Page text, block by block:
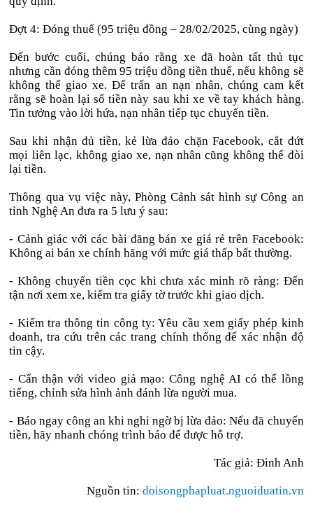
Đợt 4: Đóng thuế (95 triệu đồng – 28/02/2025, cùng ngày)
Đến bước cuối, chúng báo rằng xe đã hoàn tất thủ tục
nhưng cần đóng thêm 95 triệu đồng tiền thuế, nếu không sẽ
không thể giao xe. Để trấn an nạn nhân, chúng cam kết
rằng sẽ hoàn lại số tiền này sau khi xe về tay khách hàng.
Tin tưởng vào lời hứa, nạn nhân tiếp tục chuyển tiền.
Sau khi nhận đủ tiền, kẻ lừa đảo chặn Facebook, cắt đứt
mọi liên lạc, không giao xe, nạn nhân cũng không thể đòi
lại tiền.
Thông qua vụ việc này, Phòng Cảnh sát hình sự Công an
tỉnh Nghệ An đưa ra 5 lưu ý sau:
- Cảnh giác với các bài đăng bán xe giá rẻ trên Facebook:
Không ai bán xe chính hãng với mức giá thấp bất thường.
- Không chuyển tiền cọc khi chưa xác minh rõ ràng: Đến
tận nơi xem xe, kiểm tra giấy tờ trước khi giao dịch.
- Kiểm tra thông tin công ty: Yêu cầu xem giấy phép kinh
doanh, tra cứu trên các trang chính thống để xác nhận độ
tin cậy.
- Cẩn thận với video giả mạo: Công nghệ AI có thể lồng
tiếng, chỉnh sửa hình ảnh đánh lừa người mua.
- Báo ngay công an khi nghi ngờ bị lừa đảo: Nếu đã chuyển
tiền, hãy nhanh chóng trình báo để được hỗ trợ.
Tác giả: Đinh Anh
Nguồn tin: doisongphapluat.nguoiduatin.vn